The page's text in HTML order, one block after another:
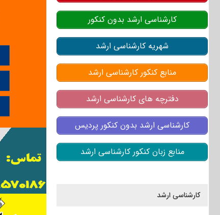
کارشناسی ارشد بدون کنکور
شهریه کارشناسی ارشد
منابع کنکور کارشناسی ارشد
دفترچه های کارشناسی ارشد
کارشناسی ارشد بدون کنکور پردیس
منابع زبان کنکور کارشناسی ارشد
کارشناسی ارشد